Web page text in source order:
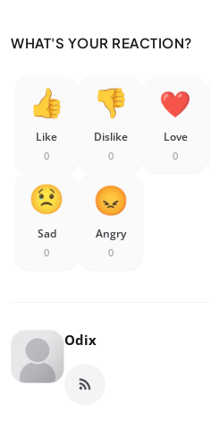
WHAT'S YOUR REACTION?
Like
0
Dislike
0
Love
0
Sad
0
Angry
0
Odix